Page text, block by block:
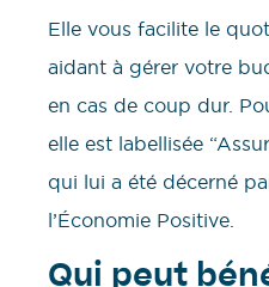
Elle vous facilite le
aidant à gérer votre
en cas de coup dur.
elle est labellisée
qui lui a été décerné
l’Économie Positive.
Qui peut